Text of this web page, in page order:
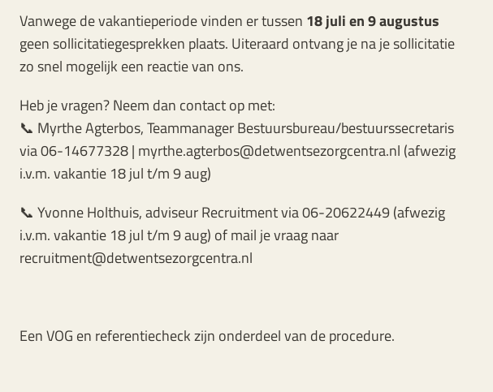
Vanwege de vakantieperiode vinden er tussen 18 juli en 9 augustus
geen sollicitatiegesprekken plaats. Uiteraard ontvang je na je sollicitatie
zo snel mogelijk een reactie van ons.
Heb je vragen? Neem dan contact op met:
📞 Myrthe Agterbos, Teammanager Bestuursbureau/bestuurssecretaris
via 06-14677328 | myrthe.agterbos@detwentsezorgcentra.nl (afwezig
i.v.m. vakantie 18 jul t/m 9 aug)
📞 Yvonne Holthuis, adviseur Recruitment via 06-20622449 (afwezig
i.v.m. vakantie 18 jul t/m 9 aug) of mail je vraag naar
recruitment@detwentsezorgcentra.nl
Een VOG en referentiecheck zijn onderdeel van de procedure.